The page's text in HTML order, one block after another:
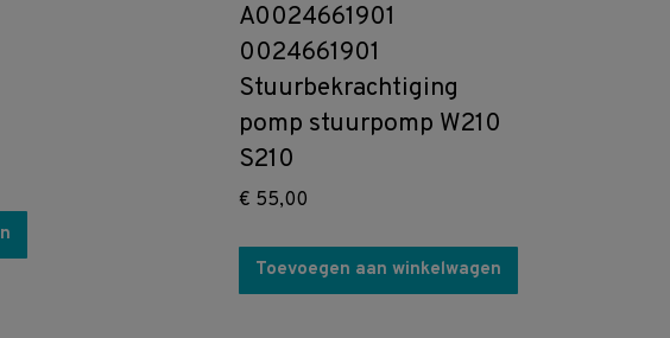
A0024661901
0024661901
Stuurbekrachtiging
pomp stuurpomp W210
S210
€ 55,00
Toevoegen aan winkelwagen